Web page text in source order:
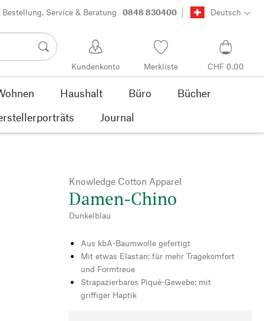
Bestellung, Service & Beratung 0848 830400 Deutsch
Kundenkonto Merkliste CHF 0.00
Haushalt Büro
Bücher
Journal
Knowledge Cotton Apparel
Damen-Chino
Dunkelblau
Aus kbA-Baumwolle gefertigt
Mit etwas Elastan: für mehr Tragekomfort
und Formtreue
Strapazierbares Piqué-Gewebe: mit
griffiger Haptik